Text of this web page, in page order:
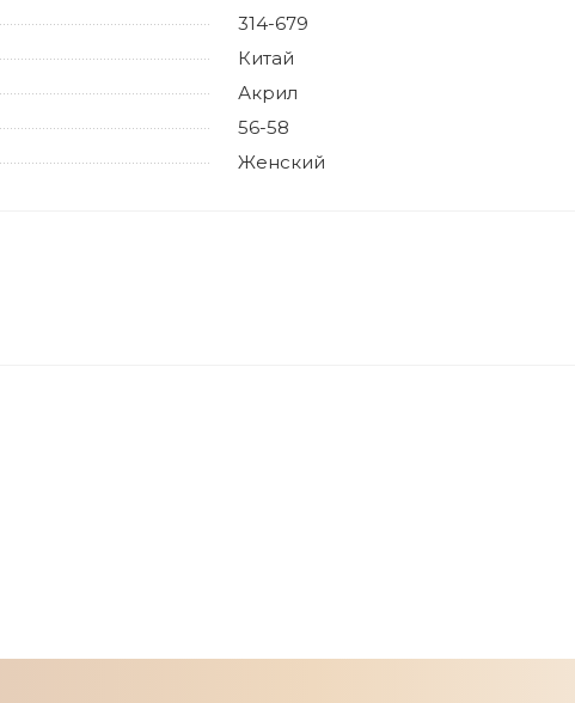
314-679
Китай
Акрил
56-58
Женский